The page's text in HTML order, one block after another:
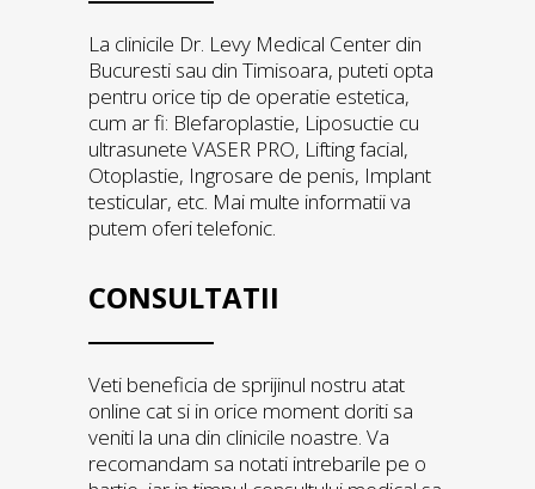
La clinicile Dr. Levy Medical Center din
Bucuresti sau din Timisoara, puteti opta
pentru orice tip de operatie estetica,
cum ar fi: Blefaroplastie, Liposuctie cu
ultrasunete VASER PRO, Lifting facial,
Otoplastie, Ingrosare de penis, Implant
testicular, etc. Mai multe informatii va
putem oferi telefonic.
CONSULTATII
Veti beneficia de sprijinul nostru atat
online cat si in orice moment doriti sa
veniti la una din clinicile noastre. Va
recomandam sa notati intrebarile pe o